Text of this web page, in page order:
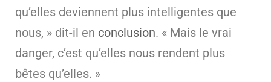
qu’elles deviennent plus intelligentes que
nous, » dit-il en conclusion. « Mais le vrai
danger, c’est qu’elles nous rendent plus
bêtes qu’elles. »